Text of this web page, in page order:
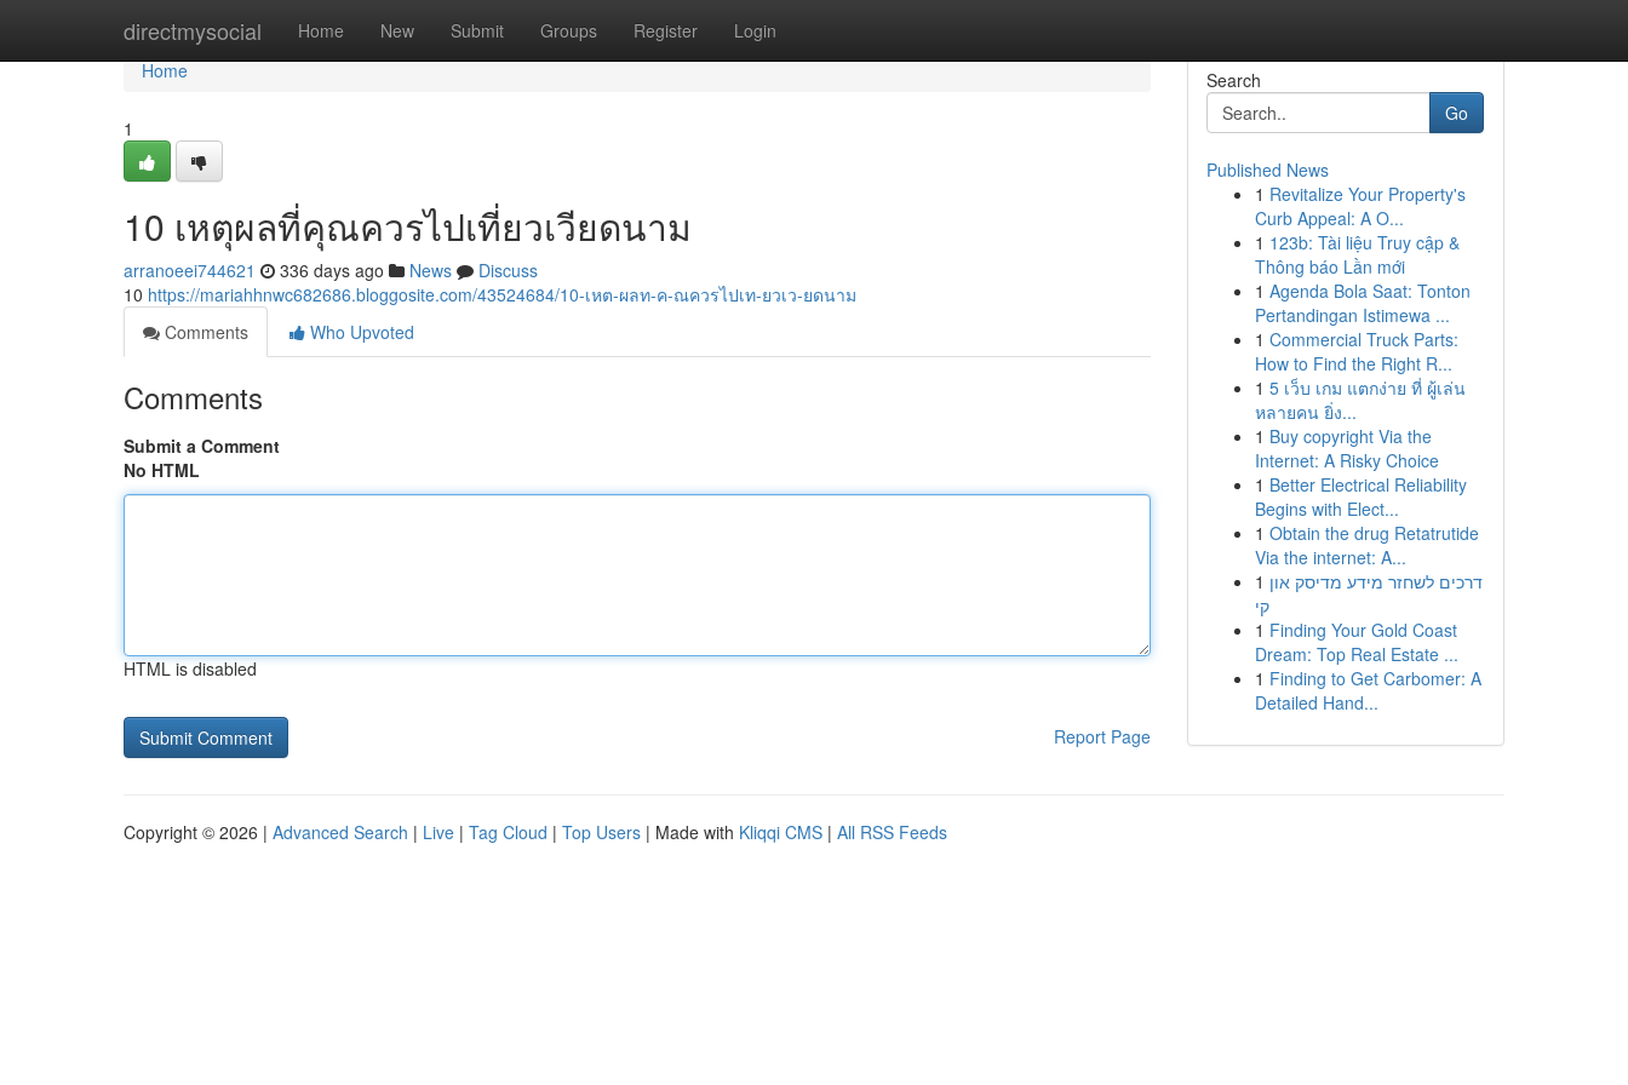
directmysocial Home New Submit Groups Register Login
Home
Home
1
10 เหตุผลที่คุณควรไปเที่ยวเวียดนาม
arranoeei744621 336 days ago News
Discuss
10 https://mariahhnwc682686.bloggosite.com/43524684/10-เหต-ผลท-ค-ณควรไปเท-ยวเว-ยดนาม
Comments
Who Upvoted
Comments
Submit a Comment
No HTML
HTML is disabled
Report Page
Search
Go
Published News
1 Revitalize Your Property's
Curb Appeal: A O...
1 123b: Tài liệu Truy cập &
Thông báo Lần mới
1 Agenda Bola Saat: Tonton
Pertandingan Istimewa ...
1 Commercial Truck Parts:
How to Find the Right R...
1 5 เว็บ เกม แตกง่าย ที่ ผู้เล่น
หลายคน ยิ่ง...
1 Buy copyright Via the
Internet: A Risky Choice
1 Better Electrical Reliability
Begins with Elect...
1 Obtain the drug Retatrutide
Via the internet: A...
1 דרכים לשחזר מידע מדיסק און
קי
1 Finding Your Gold Coast
Dream: Top Real Estate ...
1 Finding to Get Carbomer: A
Detailed Hand...
Copyright © 2026 | Advanced Search | Live | Tag Cloud | Top Users | Made with Kliqqi CMS | All RSS Feeds